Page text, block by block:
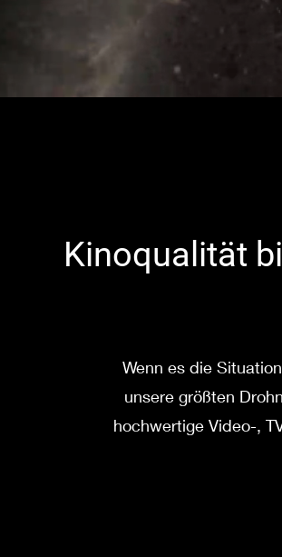
Kinoqualität
Wenn es die
unsere größten
hochwertige Video-,